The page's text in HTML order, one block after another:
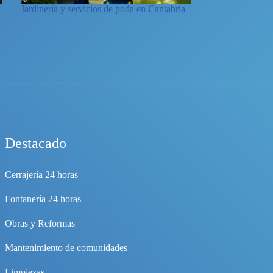
Jardinería y servicios de poda en Cantabria
Destacado
Cerrajería 24 horas
Fontanería 24 horas
Obras y Reformas
Mantenimiento de comunidades